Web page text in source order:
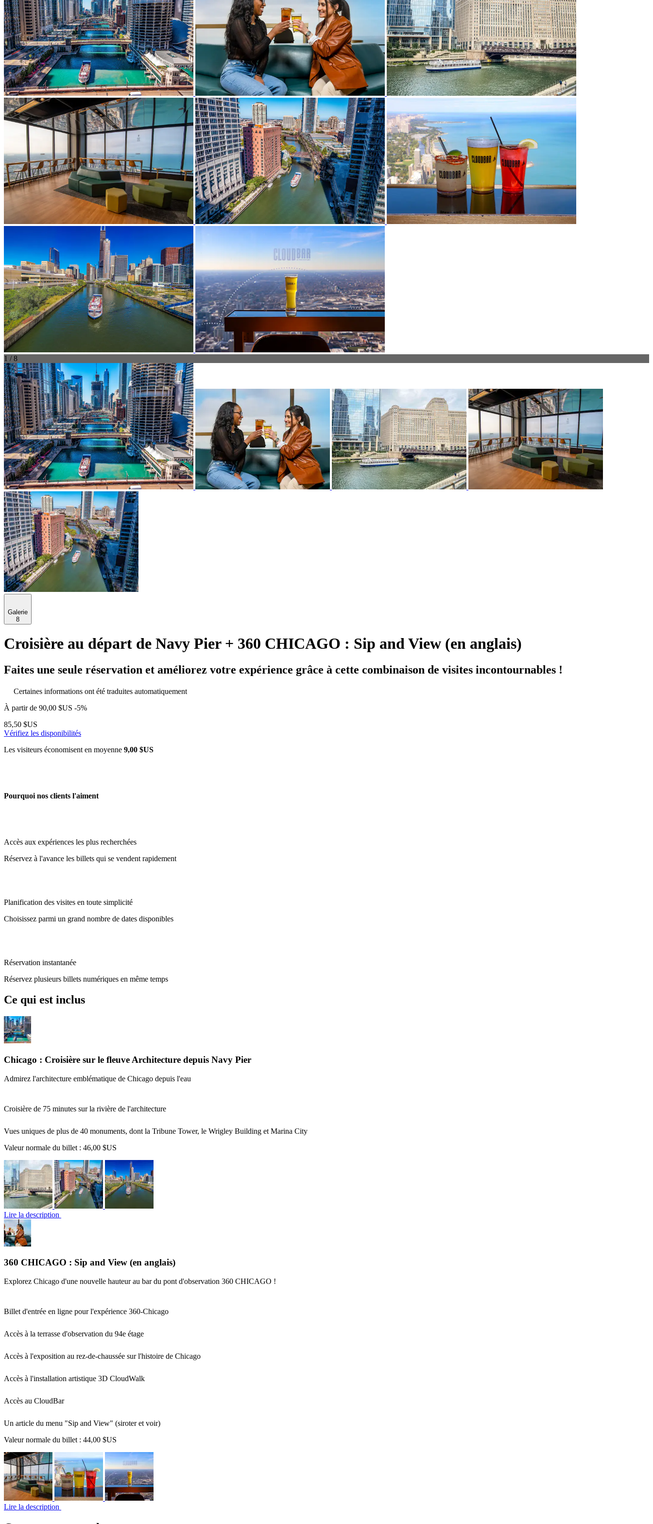
1 / 8
Galerie
8
Croisière au départ de Navy Pier + 360 CHICAGO : Sip and View (en anglais)
Faites une seule réservation et améliorez votre expérience grâce à cette combinaison de visites incontournables !
Certaines informations ont été traduites automatiquement
À partir de 90,00 $US -5%
85,50 $US
Vérifiez les disponibilités
Les visiteurs économisent en moyenne 9,00 $US
Pourquoi nos clients l'aiment
Accès aux expériences les plus recherchées
Réservez à l'avance les billets qui se vendent rapidement
Planification des visites en toute simplicité
Choisissez parmi un grand nombre de dates disponibles
Réservation instantanée
Réservez plusieurs billets numériques en même temps
Ce qui est inclus
Chicago : Croisière sur le fleuve Architecture depuis Navy Pier
Admirez l'architecture emblématique de Chicago depuis l'eau
Croisière de 75 minutes sur la rivière de l'architecture
Vues uniques de plus de 40 monuments, dont la Tribune Tower, le Wrigley Building et Marina City
Valeur normale du billet : 46,00 $US
Lire la description
360 CHICAGO : Sip and View (en anglais)
Explorez Chicago d'une nouvelle hauteur au bar du pont d'observation 360 CHICAGO !
Billet d'entrée en ligne pour l'expérience 360-Chicago
Accès à la terrasse d'observation du 94e étage
Accès à l'exposition au rez-de-chaussée sur l'histoire de Chicago
Accès à l'installation artistique 3D CloudWalk
Accès au CloudBar
Un article du menu "Sip and View" (siroter et voir)
Valeur normale du billet : 44,00 $US
Lire la description